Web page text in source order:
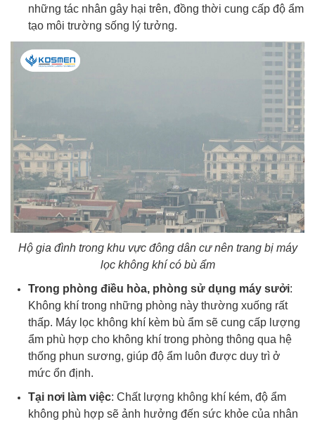
những tác nhân gây hại trên, đồng thời cung cấp độ ẩm
tạo môi trường sống lý tưởng.
Hộ gia đình trong khu vực đông dân cư nên trang bị máy
lọc không khí có bù ẩm
Trong phòng điều hòa, phòng sử dụng máy sưởi:
Không khí trong những phòng này thường xuống rất
thấp. Máy lọc không khí kèm bù ẩm sẽ cung cấp lượng
ẩm phù hợp cho không khí trong phòng thông qua hệ
thống phun sương, giúp độ ẩm luôn được duy trì ở
mức ổn định.
Tại nơi làm việc: Chất lượng không khí kém, độ ẩm
không phù hợp sẽ ảnh hưởng đến sức khỏe của nhân